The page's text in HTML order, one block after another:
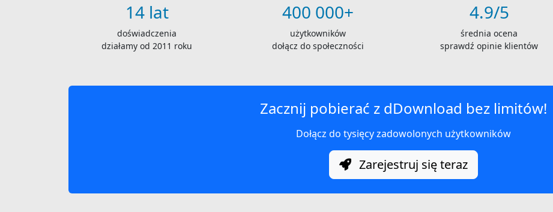
14 lat
doświadczenia
działamy od 2011 roku
400 000+
użytkowników
dołącz do społeczności
4.9/5
średnia ocena
sprawdź opinie klientów
Zacznij pobierać z dDownload bez limitów!
Dołącz do tysięcy zadowolonych użytkowników
Zarejestruj się teraz